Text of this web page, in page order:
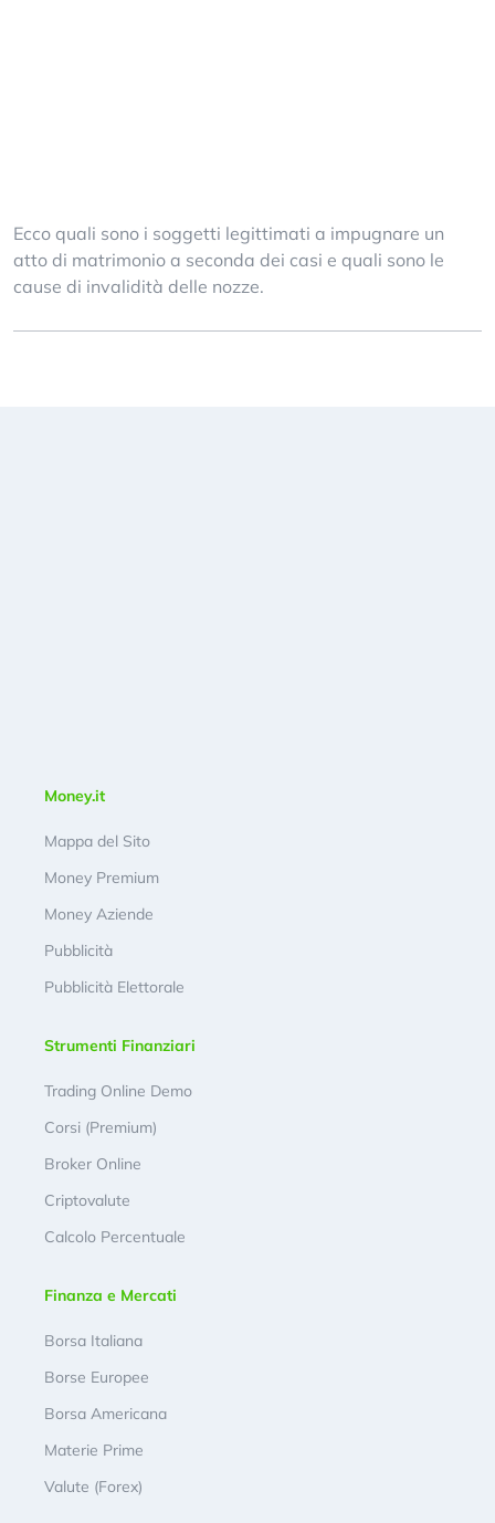
Ecco quali sono i soggetti legittimati a impugnare un
atto di matrimonio a seconda dei casi e quali sono le
cause di invalidità delle nozze.
Money.it
Mappa del Sito
Money Premium
Money Aziende
Pubblicità
Pubblicità Elettorale
Strumenti Finanziari
Trading Online Demo
Corsi (Premium)
Broker Online
Criptovalute
Calcolo Percentuale
Finanza e Mercati
Borsa Italiana
Borse Europee
Borsa Americana
Materie Prime
Valute (Forex)